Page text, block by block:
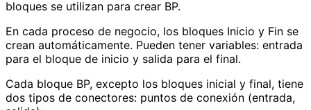
bloques se utilizan para crear BP.
En cada proceso de negocio, los bloques Inicio y Fin se
crean automáticamente. Pueden tener variables: entrada
para el bloque de inicio y salida para el final.
Cada bloque BP, excepto los bloques inicial y final, tiene
dos tipos de conectores: puntos de conexión (entrada,